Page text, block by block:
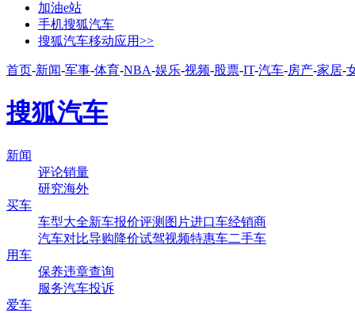
加油e站
手机搜狐汽车
搜狐汽车移动应用>>
首页-新闻-军事-体育-NBA-娱乐-视频-股票-IT-汽车-房产-家居-
搜狐汽车
新闻
评论销量
研究海外
买车
车型大全新车报价评测 图片进口车经销商
汽车对比导购降价试驾视频特惠车二手车
用车
保养违章查询
服务汽车投诉
爱车